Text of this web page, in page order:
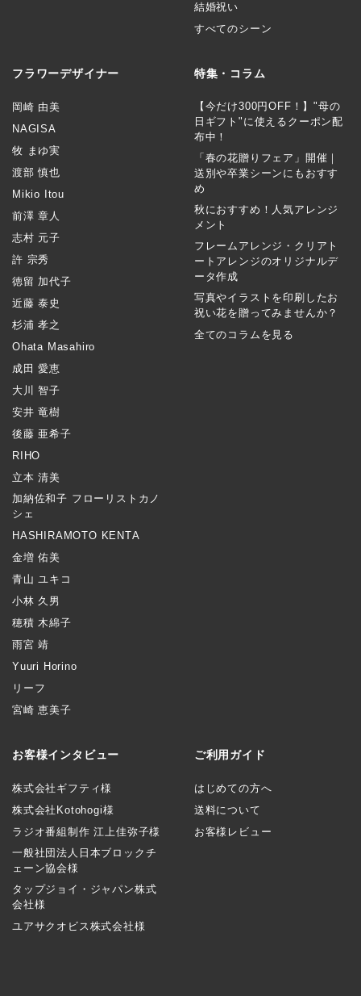
結婚祝い
すべてのシーン
フラワーデザイナー
岡崎 由美
NAGISA
牧 まゆ実
渡部 慎也
Mikio Itou
前澤 章人
志村 元子
許 宗秀
徳留 加代子
近藤 泰史
杉浦 孝之
Ohata Masahiro
成田 愛恵
大川 智子
安井 竜樹
後藤 亜希子
RIHO
立本 清美
加納佐和子 フローリストカノ
シェ
HASHIRAMOTO KENTA
金増 佑美
青山 ユキコ
小林 久男
穂積 木綿子
雨宮 靖
Yuuri Horino
リーフ
宮崎 恵美子
特集・コラム
【今だけ300円OFF！】"母の
日ギフト"に使えるクーポン配
布中！
「春の花贈りフェア」開催｜
送別や卒業シーンにもおすす
め
秋におすすめ！人気アレンジ
メント
フレームアレンジ・クリアト
ートアレンジのオリジナルデ
ータ作成
写真やイラストを印刷したお
祝い花を贈ってみませんか？
全てのコラムを見る
お客様インタビュー
株式会社ギフティ様
株式会社Kotohogi様
ラジオ番組制作 江上佳弥子様
一般社団法人日本ブロックチ
ェーン協会様
タップジョイ・ジャパン株式
会社様
ユアサクオビス株式会社様
ご利用ガイド
はじめての方へ
送料について
お客様レビュー